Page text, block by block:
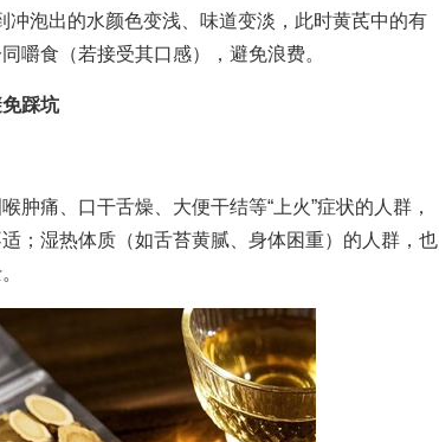
泡出的水颜色变浅、味道变淡，此时黄芪中的有
嚼食（若接受其口感），避免浪费。
踩坑
痛、口干舌燥、大便干结等“上火”症状的人群，
；湿热体质（如舌苔黄腻、身体困重）的人群，也